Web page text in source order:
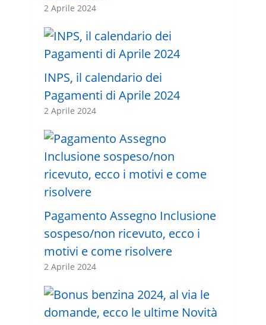
2 Aprile 2024
INPS, il calendario dei
Pagamenti di Aprile 2024
2 Aprile 2024
Pagamento Assegno Inclusione
sospeso/non ricevuto, ecco i
motivi e come risolvere
2 Aprile 2024